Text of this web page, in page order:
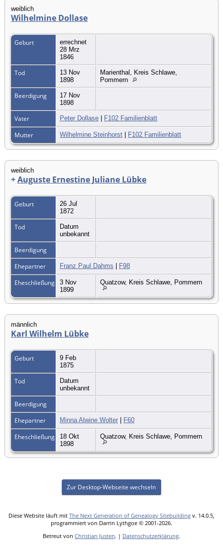
weiblich
Wilhelmine Dollase
Geburt
errechnet
28 Mrz
1846
Tod
13 Nov
1898
Marienthal, Kreis Schlawe,
Pommern
Beerdigung
17 Nov
1898
Vater Peter Dollase | F102 Familienblatt
Mutter Wilhelmine Steinhorst | F102 Familienblatt
weiblich
+Auguste Ernestine Juliane Lübke
Geburt
26 Jul
1872
Tod
Datum
unbekannt
Beerdigung
Ehepartner
Franz Paul Dahms | F98
Eheschließung
3 Nov
1899
Quatzow, Kreis Schlawe, Pommern
männlich
Karl Wilhelm Lübke
Geburt
9 Feb
1875
Tod
Datum
unbekannt
Beerdigung
Ehepartner
Minna Alwine Wolter | F60
Eheschließung
18 Okt
1898
Quatzow, Kreis Schlawe, Pommern
Zur Desktop-Webseite wechseln
Diese Website läuft mit The Next Generation of Genealogy Sitebuilding v. 14.0.5,
programmiert von Darrin Lythgoe © 2001-2026.
Betreut von Christian Justen. | Datenschutzerklärung.